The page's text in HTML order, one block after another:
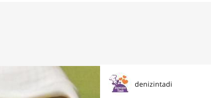
denizintadi